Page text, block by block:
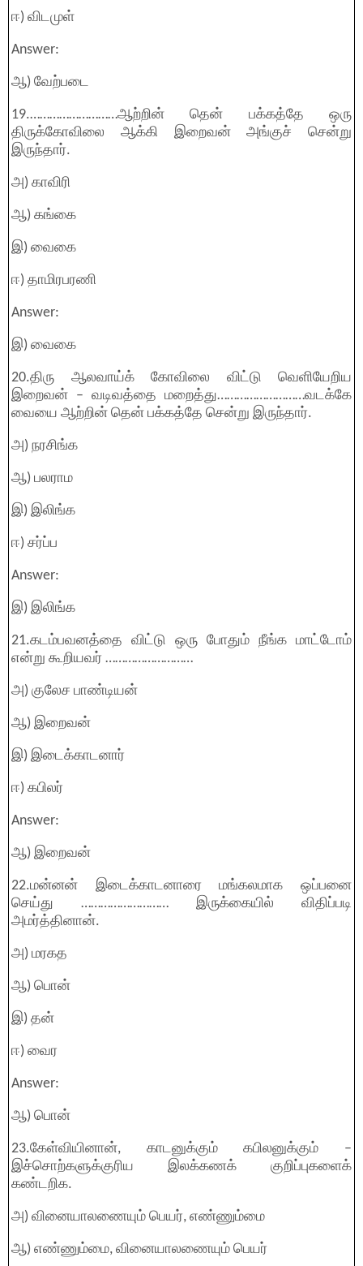
ஈ) விடமுள்
Answer:
ஆ) வேற்படை
19.………………………ஆற்றின் தென் பக்கத்தே ஒரு
திருக்கோவிலை ஆக்கி இறைவன் அங்குச் சென்று
இருந்தார்.
அ) காவிரி
ஆ) கங்கை
இ) வைகை
ஈ) தாமிரபரணி
Answer:
இ) வைகை
20.திரு ஆலவாய்க் கோவிலை விட்டு வெளியேறிய
இறைவன் – வடிவத்தை மறைத்து………………………வடக்கே
வையை ஆற்றின் தென் பக்கத்தே சென்று இருந்தார்.
அ) நரசிங்க
ஆ) பலராம
இ) இலிங்க
ஈ) சர்ப்ப
Answer:
இ) இலிங்க
21.கடம்பவனத்தை விட்டு ஒரு போதும் நீங்க மாட்டோம்
என்று கூறியவர் ………………………
அ) குலேச பாண்டியன்
ஆ) இறைவன்
இ) இடைக்காடனார்
ஈ) கபிலர்
Answer:
ஆ) இறைவன்
22.மன்னன் இடைக்காடனாரை மங்கலமாக ஒப்பனை
செய்து ……………………… இருக்கையில் விதிப்படி
அமர்த்தினான்.
அ) மரகத
ஆ) பொன்
இ) தன்
ஈ) வைர
Answer:
ஆ) பொன்
23.கேள்வியினான், காடனுக்கும் கபிலனுக்கும் –
இச்சொற்களுக்குரிய இலக்கணக் குறிப்புகளைக்
கண்டறிக.
அ) வினையாலணையும் பெயர், எண்ணும்மை
ஆ) எண்ணும்மை, வினையாலணையும் பெயர்